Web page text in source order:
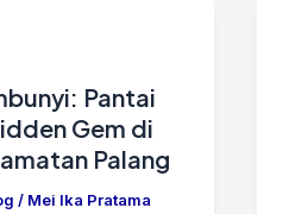
Pantai
Gem di
Palang
/ Mei Ika Pratama